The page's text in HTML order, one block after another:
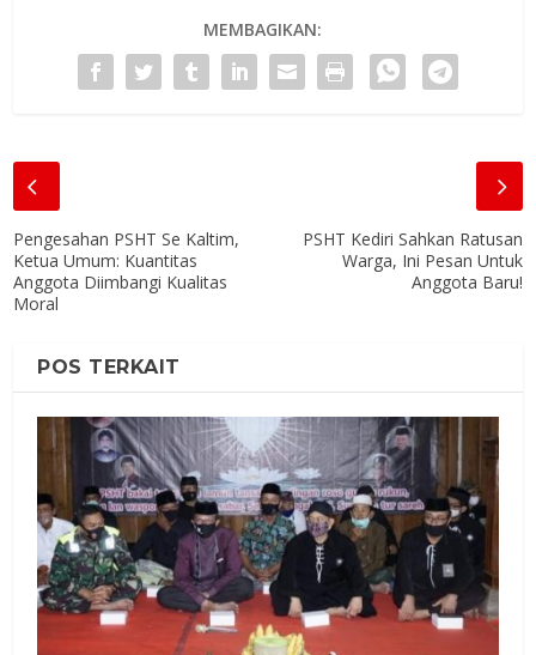
MEMBAGIKAN:
Pengesahan PSHT Se Kaltim,
Ketua Umum: Kuantitas
Anggota Diimbangi Kualitas
Moral
PSHT Kediri Sahkan Ratusan
Warga, Ini Pesan Untuk
Anggota Baru!
POS TERKAIT